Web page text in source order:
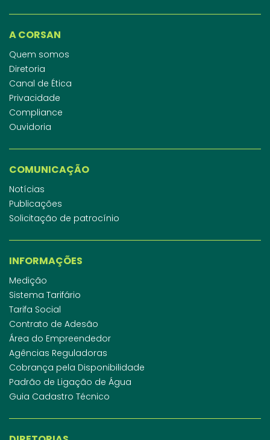
A CORSAN
Quem somos
Diretoria
Canal de Ética
Privacidade
Compliance
Ouvidoria
COMUNICAÇÃO
Notícias
Publicações
Solicitação de patrocínio
INFORMAÇÕES
Medição
Sistema Tarifário
Tarifa Social
Contrato de Adesão
Área do Empreendedor
Agências Reguladoras
Cobrança pela Disponibilidade
Padrão de Ligação de Água
Guia Cadastro Técnico